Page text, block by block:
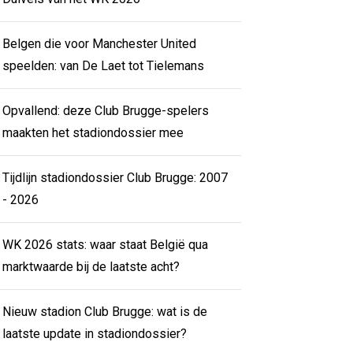
Belgen die voor Manchester United
speelden: van De Laet tot Tielemans
Opvallend: deze Club Brugge-spelers
maakten het stadiondossier mee
Tijdlijn stadiondossier Club Brugge: 2007
- 2026
WK 2026 stats: waar staat België qua
marktwaarde bij de laatste acht?
Nieuw stadion Club Brugge: wat is de
laatste update in stadiondossier?